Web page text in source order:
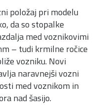
položaj pri modelu
da so stopalke
med voznikovimi
– tudi krmilne ročice
vozniku. Novi
naravnejši vozni
med voznikom in
nad šasijo.